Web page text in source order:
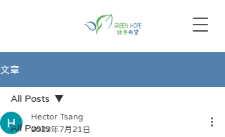
文章
All Posts
All Posts
Hector Tsang
2023年7月21日